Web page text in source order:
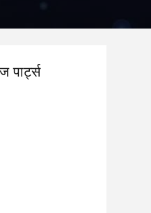
पार्ट्स